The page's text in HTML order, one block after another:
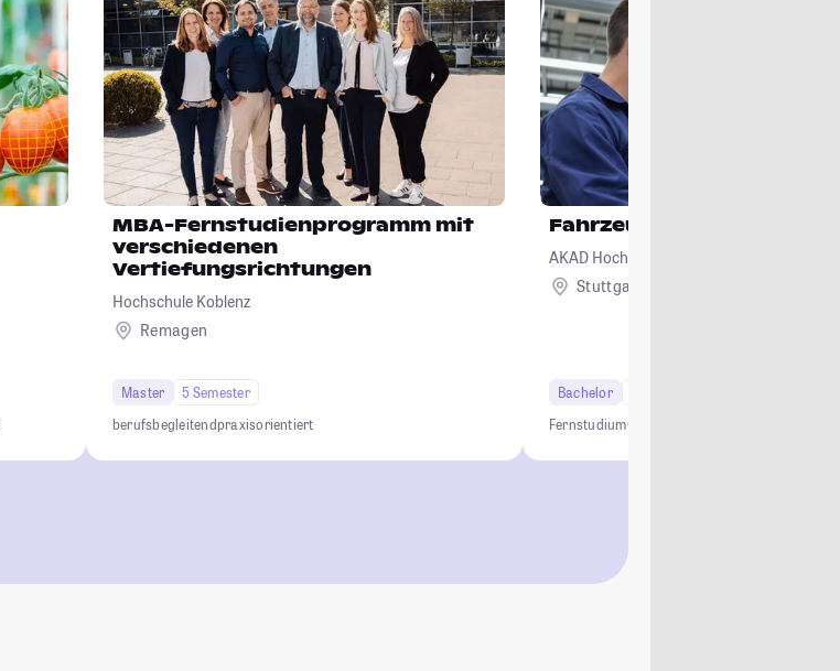
MBA-Fernstudienprogramm mit
verschiedenen
Vertiefungsrichtungen
Hochschule Koblenz
Remagen
Master
5 Semester
berufsbegleitendpraxisorientiert
Fahrzeugtechnik
AKAD Hochschule Stuttgart - staatlich
Stuttgart
Bachelor
FernstudiumOnline Studium